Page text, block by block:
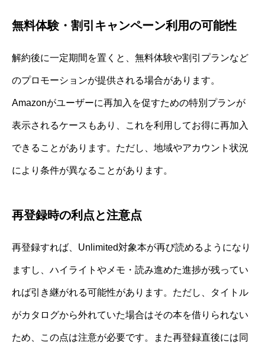
無料体験・割引キャンペーン利用の可能性
解約後に一定期間を置くと、無料体験や割引プランなど
のプロモーションが提供される場合があります。
Amazonがユーザーに再加入を促すための特別プランが
表示されるケースもあり、これを利用してお得に再加入
できることがあります。ただし、地域やアカウント状況
により条件が異なることがあります。
再登録時の利点と注意点
再登録すれば、Unlimited対象本が再び読めるようになり
ますし、ハイライトやメモ・読み進めた進捗が残ってい
れば引き継がれる可能性があります。ただし、タイトル
がカタログから外れていた場合はその本を借りられない
ため、この点は注意が必要です。また再登録直後には同